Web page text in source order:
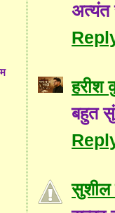
अत्यंत
हरीश
बहुत
सुशील